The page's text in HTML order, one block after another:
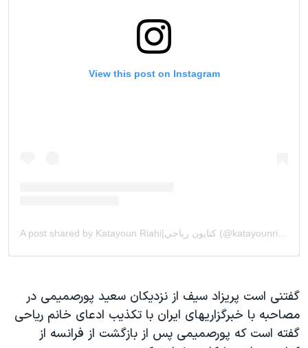
گفتنی است پریزاد سیف از نزدیکان سعید پورصمیمی در
مصاحبه با خبرگزاریهای ایران با تکذیب ادعای خانم ریاحی
گفته است که پورصمیمی پس از بازگشت از فرانسه از